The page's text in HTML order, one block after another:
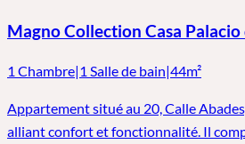
Magno Collection Casa
1 Chambre|1 Salle de bain|44m²
Appartement situé au 20, Calle
alliant confort et fonctionnalité. Il